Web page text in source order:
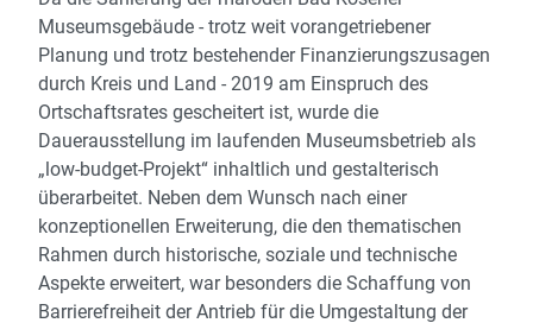
Museumsgebäude - trotz weit vorangetriebener
Planung und trotz bestehender Finanzierungszusagen
durch Kreis und Land - 2019 am Einspruch des
Ortschaftsrates gescheitert ist, wurde die
Dauerausstellung im laufenden Museumsbetrieb als
„low-budget-Projekt“ inhaltlich und gestalterisch
überarbeitet. Neben dem Wunsch nach einer
konzeptionellen Erweiterung, die den thematischen
Rahmen durch historische, soziale und technische
Aspekte erweitert, war besonders die Schaffung von
Barrierefreiheit der Antrieb für die Umgestaltung der